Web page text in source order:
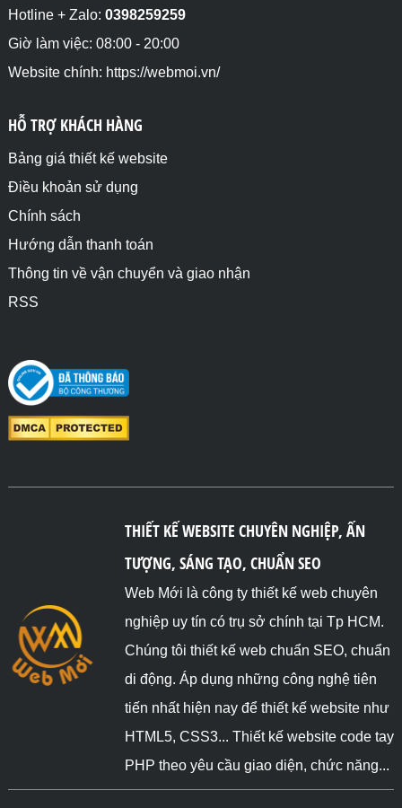
Hotline + Zalo: 0398259259
Giờ làm việc: 08:00 - 20:00
Website chính: https://webmoi.vn/
HỖ TRỢ KHÁCH HÀNG
Bảng giá thiết kế website
Điều khoản sử dụng
Chính sách
Hướng dẫn thanh toán
Thông tin về vận chuyển và giao nhận
RSS
THIẾT KẾ WEBSITE CHUYÊN NGHIỆP, ẤN
TƯỢNG, SÁNG TẠO, CHUẨN SEO
Web Mới là công ty thiết kế web chuyên
nghiệp uy tín có trụ sở chính tại Tp HCM.
Chúng tôi thiết kế web chuẩn SEO, chuẩn
di động. Áp dụng những công nghệ tiên
tiến nhất hiện nay để thiết kế website như
HTML5, CSS3... Thiết kế website code tay
PHP theo yêu cầu giao diện, chức năng...